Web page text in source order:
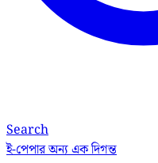
Search
ই-পেপারঅন্য এক দিগন্ত